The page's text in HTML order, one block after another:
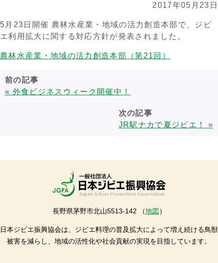
2017年05月23日
5月23日開催 農林水産業・地域の活力創造本部で、ジビ
エ利用拡大に関する対応方針が発表されました。
農林水産業・地域の活力創造本部（第21回）
前の記事
« 外食ビジネスウィーク開催中！
次の記事
JR駅ナカで夏ジビエ！ »
長野県茅野市北山5513-142 （地図 ）
日本ジビエ振興協会は、ジビエ料理の普及拡大によって増え続ける鳥獣
被害を減らし、地域の活性化や社会貢献の実現を目指しています。